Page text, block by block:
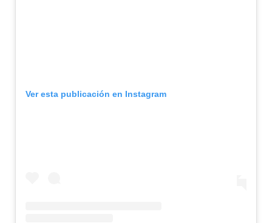
Ver esta publicación en Instagram